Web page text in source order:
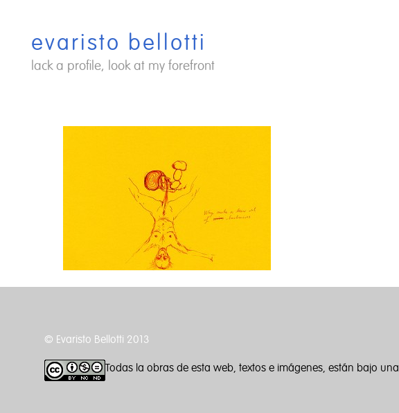
contenidoevaristo bellotti
lack a profile, look at my forefront
© Evaristo Bellotti 2013
Todas la obras de esta web, textos e imágenes, están bajo una